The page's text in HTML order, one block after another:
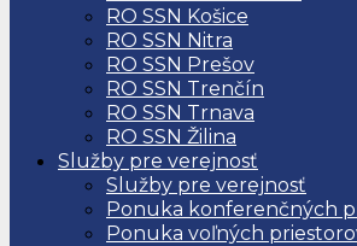
RO SSN Košice
RO SSN Nitra
RO SSN Prešov
RO SSN Trenčín
RO SSN Trnava
RO SSN Žilina
Služby pre verejnosť
Služby pre verejnosť
Ponuka konferenčných
Ponuka voľných